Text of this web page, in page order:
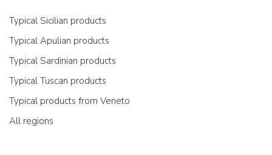
Typical Sicilian products
Typical Apulian products
Typical Sardinian products
Typical Tuscan products
Typical products from Veneto
All regions